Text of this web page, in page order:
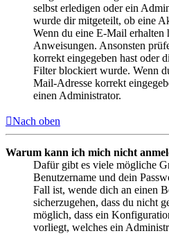
selbst erledigen oder ein
wurde dir mitgeteilt, ob eine
Wenn du eine E-Mail erhalten
Anweisungen. Ansonsten
korrekt eingegeben hast oder
Filter blockiert wurde. Wenn
Mail-Adresse korrekt
einen Administrator.
Nach oben
Warum kann ich mich nicht
Dafür gibt es viele mögliche
Benutzername und dein
Fall ist, wende dich an einen
sicherzugehen, dass du nicht
möglich, dass ein
vorliegt, welches ein